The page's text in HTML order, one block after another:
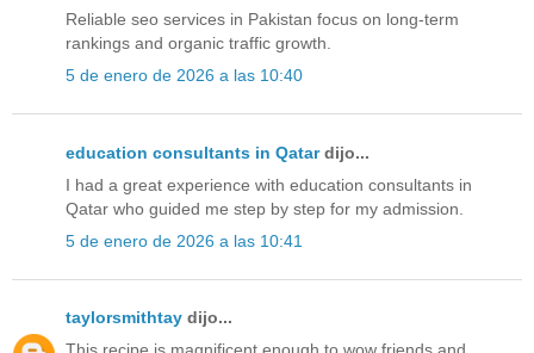
Reliable seo services in Pakistan focus on long-term
rankings and organic traffic growth.
5 de enero de 2026 a las 10:40
education consultants in Qatardijo...
I had a great experience with education consultants in
Qatar who guided me step by step for my admission.
5 de enero de 2026 a las 10:41
taylorsmithtay dijo...